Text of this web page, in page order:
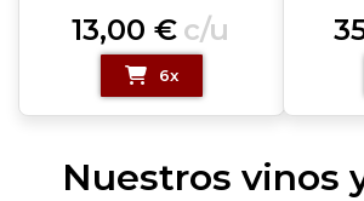
13,00 € c/u
6x
Nuestros vinos